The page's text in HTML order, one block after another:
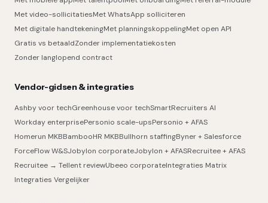
Met video-sollicitatiesMet WhatsApp solliciteren
Met digitale handtekeningMet planningskoppelingMet open API
Gratis vs betaaldZonder implementatiekosten
Zonder langlopend contract
Vendor-gidsen & integraties
Ashby voor techGreenhouse voor techSmartRecruiters AI
Workday enterprisePersonio scale-upsPersonio + AFAS
Homerun MKBBambooHR MKBBullhorn staffingByner + Salesforce
ForceFlow W&SJobylon corporateJobylon + AFASRecruitee + AFAS
Recruitee → Tellent reviewUbeeo corporateIntegraties Matrix
Integraties Vergelijker